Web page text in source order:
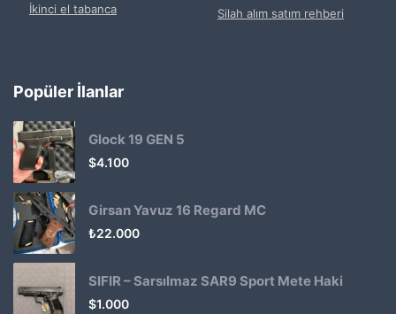
İkinci el tabanca Silah alım satım rehberi
Popüler İlanlar
Glock 19 GEN 5
$4.100
Girsan Yavuz 16 Regard MC
₺22.000
SIFIR – Sarsılmaz SAR9 Sport Mete Haki
$1.000